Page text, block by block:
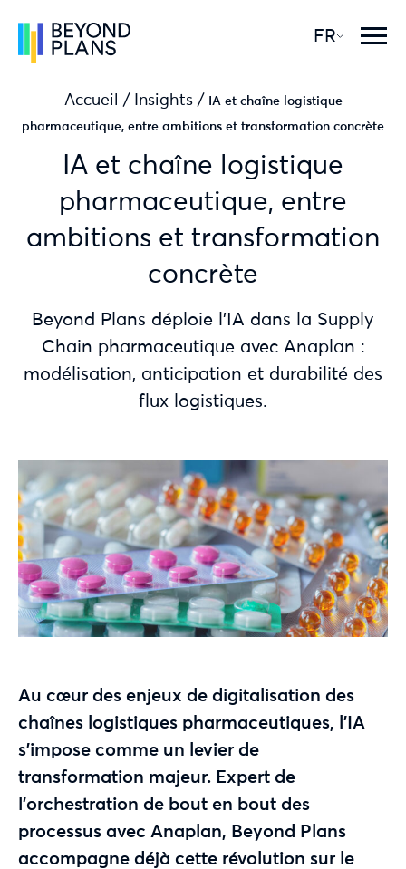
FR
Accueil / Insights/
IA et chaîne logistique
pharmaceutique, entre ambitions et transformation concrète
IA et chaîne logistique
pharmaceutique, entre
ambitions et transformation
concrète
Beyond Plans déploie l’IA dans la Supply
Chain pharmaceutique avec Anaplan :
modélisation, anticipation et durabilité des
flux logistiques.
Au cœur des enjeux de digitalisation des
chaînes logistiques pharmaceutiques, l’IA
s’impose comme un levier de
transformation majeur. Expert de
l’orchestration de bout en bout des
processus avec Anaplan, Beyond Plans
accompagne déjà cette révolution sur le